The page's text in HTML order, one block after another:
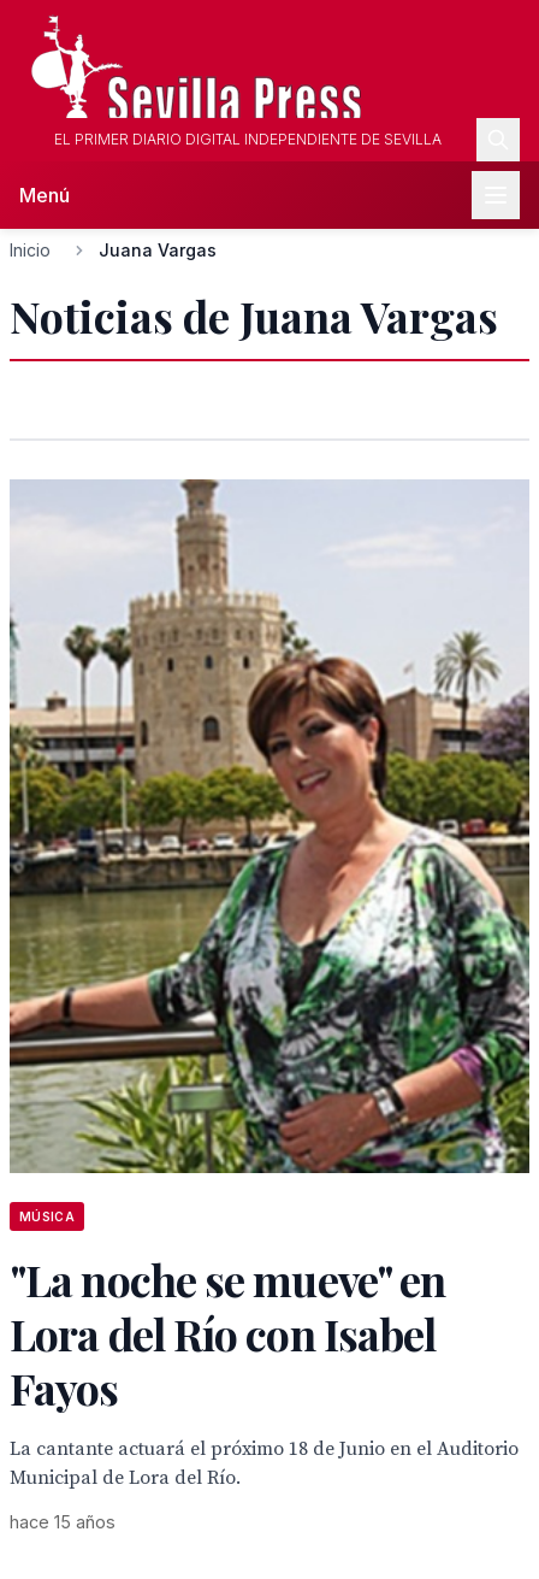
EL PRIMER DIARIO DIGITAL INDEPENDIENTE DE SEVILLA
Menú
Inicio Juana Vargas
Noticias de Juana Vargas
MÚSICA
"La noche se mueve" en
Lora del Río con Isabel
Fayos
La cantante actuará el próximo 18 de Junio en el Auditorio
Municipal de Lora del Río.
hace 15 años